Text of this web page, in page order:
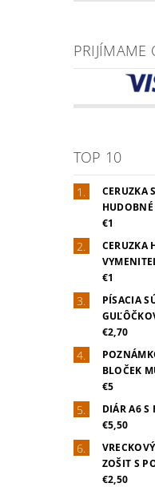
PRIJÍMAME
TOP 10
CERUZKA
HUDOBNÉ
€1
CERUZKA
€1
PÍSACIA
€2,70
BLOČEK
€5
DIÁR A6 S
€5,50
ZOŠIT S
€2,50